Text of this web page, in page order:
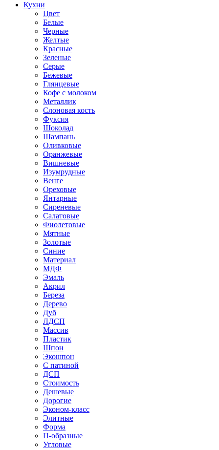
Кухни
Цвет
Белые
Черные
Желтые
Красные
Зеленые
Серые
Бежевые
Глянцевые
Кофе с молоком
Металлик
Слоновая кость
Фуксия
Шоколад
Шампань
Оливковые
Оранжевые
Вишневые
Изумрудные
Венге
Ореховые
Янтарные
Сиреневые
Салатовые
Фиолетовые
Мятные
Золотые
Синие
Материал
МДФ
Эмаль
Акрил
Береза
Дерево
Дуб
ЛДСП
Массив
Пластик
Шпон
Экошпон
С патиной
ДСП
Стоимость
Дешевые
Дорогие
Эконом-класс
Элитные
Форма
П-образные
Угловые